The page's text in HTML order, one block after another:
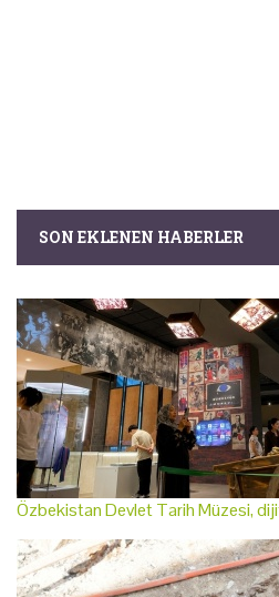
SON EKLENEN HABERLER
Özbekistan Devlet Tarih Müzesi,